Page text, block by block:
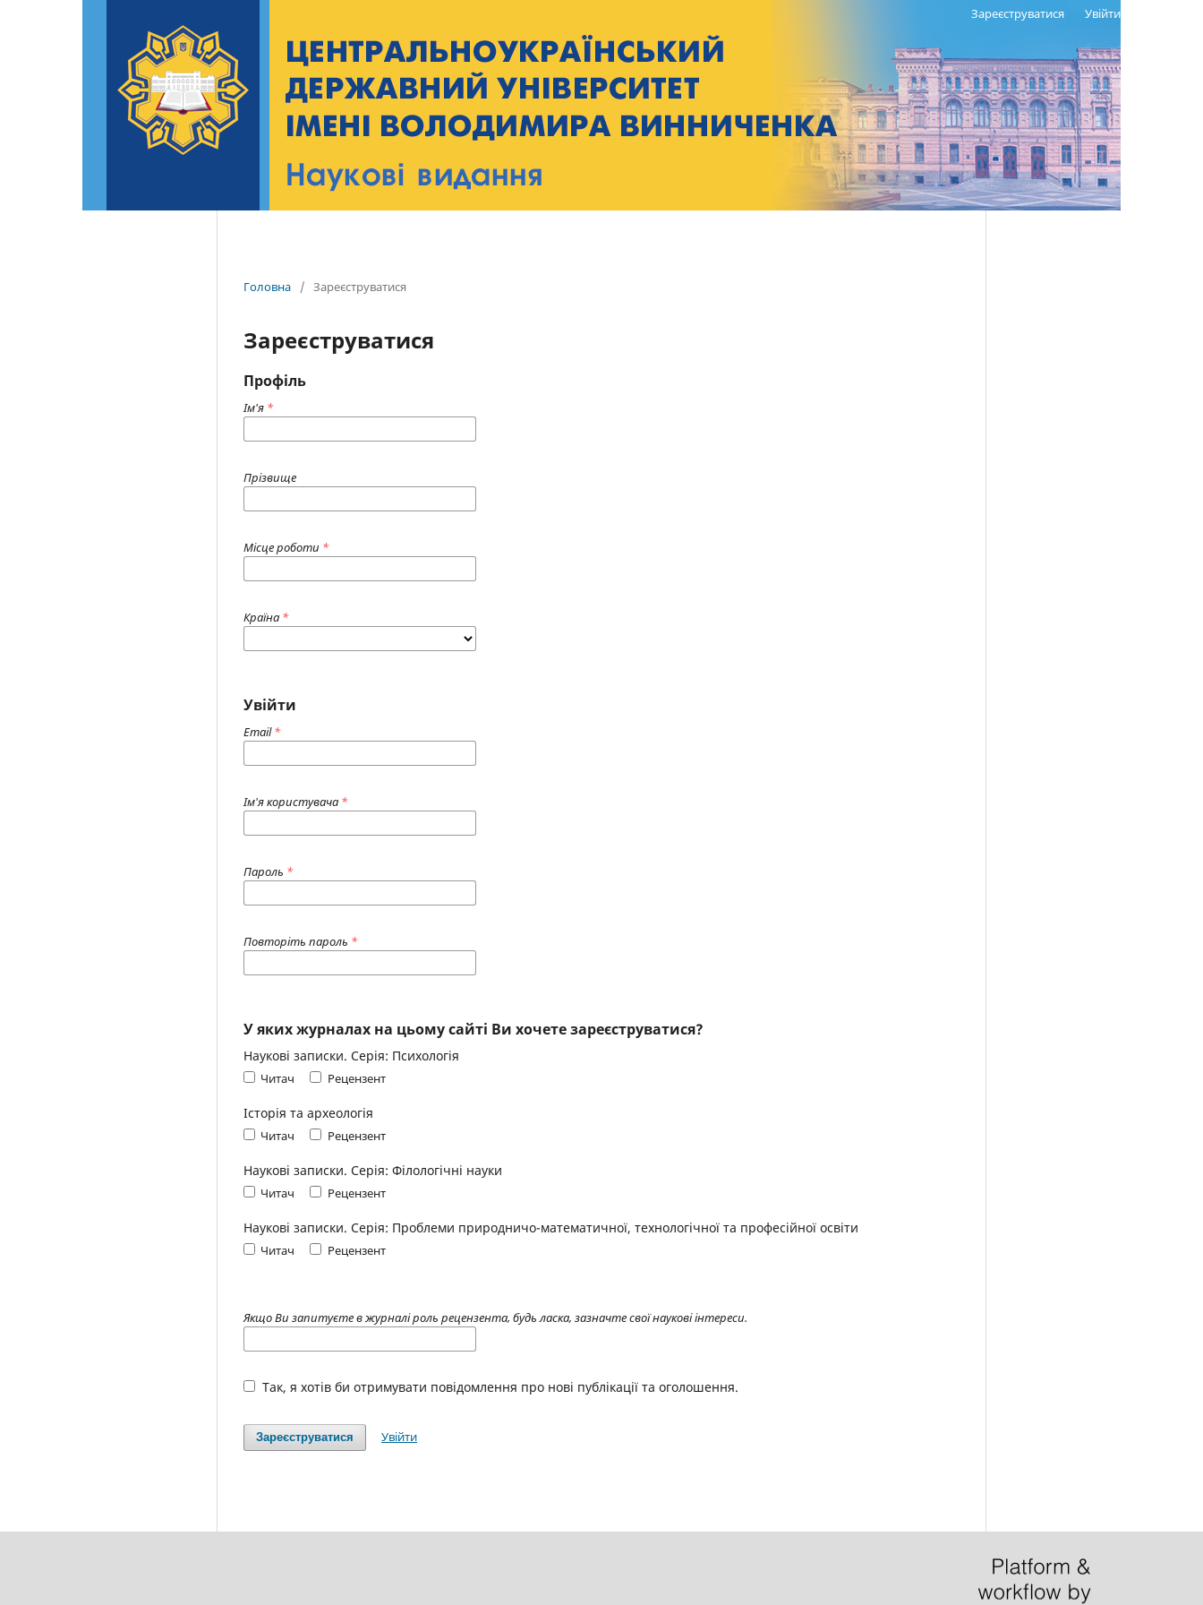
Зареєструватися Увійти
Головна / Зареєструватися
Зареєструватися
Профіль
Ім'я *
Прізвище
Місце роботи *
Країна *
Увійти
Email*
Ім'я користувача *
Пароль *
Повторіть пароль *
У яких журналах на цьому сайті Ви хочете зареєструватися?
Наукові записки. Серія: Психологія
Читач Рецензент
Історія та археологія
Читач Рецензент
Наукові записки. Серія: Філологічні науки
Читач Рецензент
Наукові записки. Серія: Проблеми природничо-математичної, технологічної та професійної освіти
Читач Рецензент
Якщо Ви запитуєте в журналі роль рецензента, будь ласка, зазначте свої наукові інтереси.
Так, я хотів би отримувати повідомлення про нові публікації та оголошення.
Зареєструватися Увійти